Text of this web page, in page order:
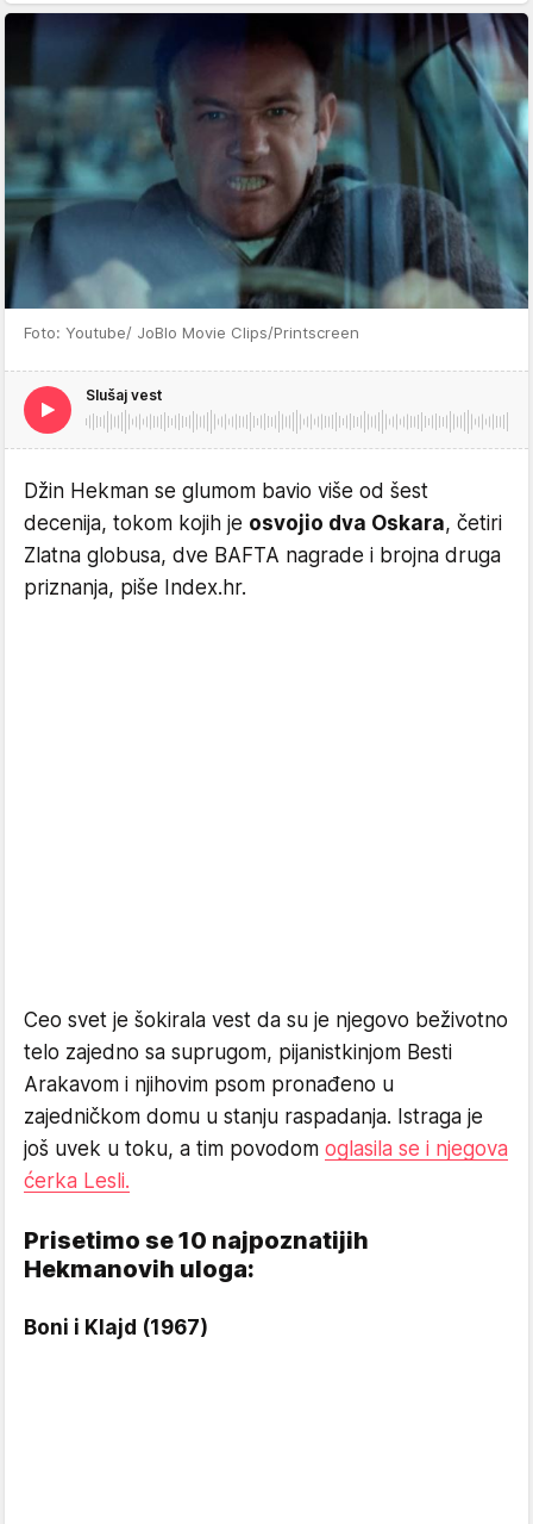
Foto: Youtube/ JoBlo Movie Clips/Printscreen
Slušaj vest
Džin Hekman se glumom bavio više od šest
decenija, tokom kojih je osvojio dva Oskara, četiri
Zlatna globusa, dve BAFTA nagrade i brojna druga
priznanja, piše Index.hr.
Ceo svet je šokirala vest da su je njegovo beživotno
telo zajedno sa suprugom, pijanistkinjom Besti
Arakavom i njihovim psom pronađeno u
zajedničkom domu u stanju raspadanja. Istraga je
još uvek u toku, a tim povodom oglasila se i njegova
ćerka Lesli.
Prisetimo se 10 najpoznatijih
Hekmanovih uloga:
Boni i Klajd (1967)